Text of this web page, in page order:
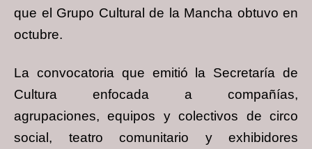
que el Grupo Cultural de la Mancha obtuvo en
octubre.
La convocatoria que emitió la Secretaría de
Cultura enfocada a compañías,
agrupaciones,equipos y colectivos de circo
social, teatro comunitario y exhibidores